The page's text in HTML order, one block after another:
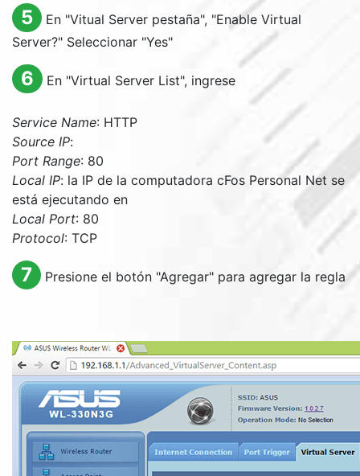
5 En "Vitual Serverpestaña", "Enable Virtual
Server?" Seleccionar "Yes"
6 En "Virtual Server List", ingrese
Service Name: HTTP
Source IP:
Port Range: 80
Local IP: la IP de la computadora cFos Personal Net se
está ejecutando en
Local Port: 80
Protocol: TCP
7 Presione el botón "Agregar" para agregar la regla